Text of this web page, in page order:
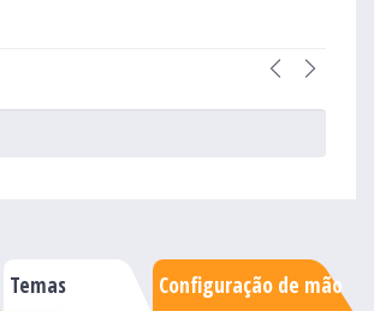
Temas
Configuração de mão